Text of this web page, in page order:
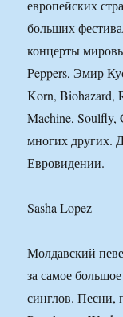
европейских
больших
концерты
Peppers, Эмир
Korn, Biohazard,
Machine, Soulfly,
многих других.
Евровидении.
Sasha Lopez
Молдавский
за самое
синглов.